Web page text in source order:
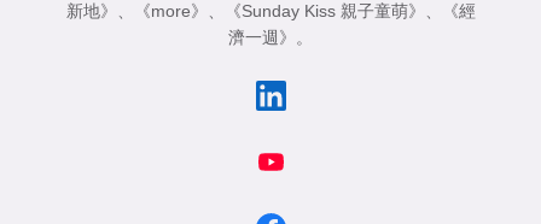
新地》
《more》 《Sunday Kiss 親子童萌》
《經
濟一週》
。